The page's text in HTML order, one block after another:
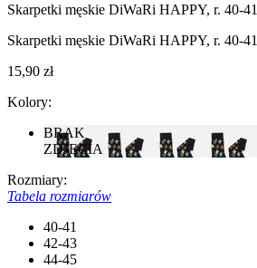
Skarpetki męskie DiWaRi HAPPY, r. 40-
Skarpetki męskie DiWaRi HAPPY, r. 40-
15,90 zł
Kolory:
BRAK
ZDJĘCIA
Rozmiary:
Tabela rozmiarów
40-41
42-43
44-45